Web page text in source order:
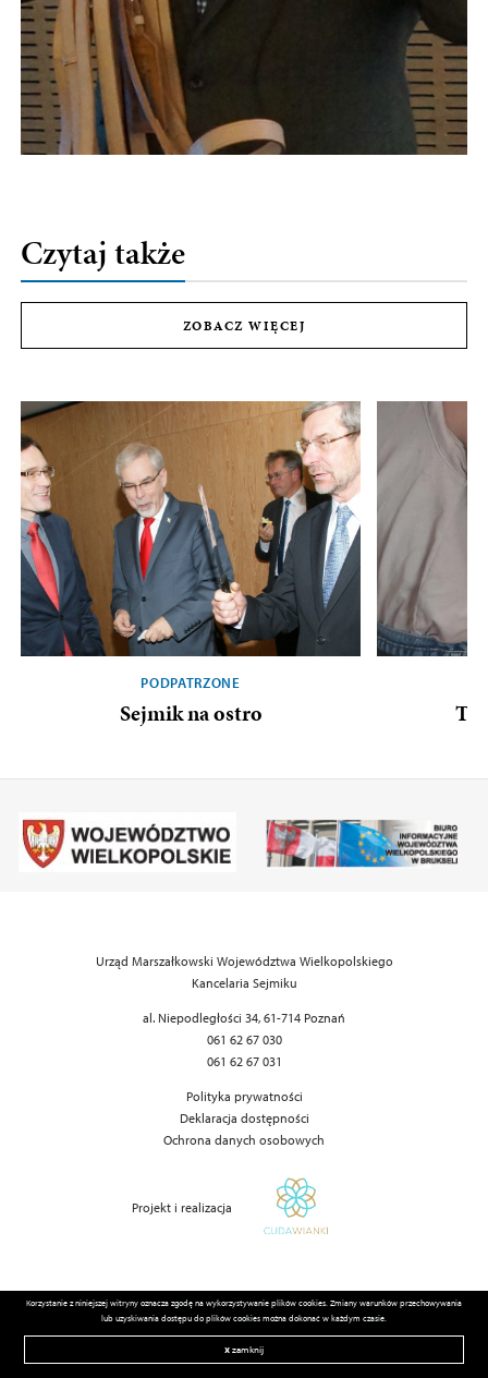
Czytaj także
ZOBACZ WIĘCEJ
PODPATRZONE
Sejmik na ostro To
Urząd Marszałkowski Województwa Wielkopolskiego
Kancelaria Sejmiku
al. Niepodległości 34, 61-714 Poznań
061 62 67 030
061 62 67 031
Polityka prywatności
Deklaracja dostępności
Ochrona danych osobowych
Projekt i realizacja
Korzystanie z niniejszej witryny oznacza zgodę na wykorzystywanie plików cookies. Zmiany warunków przechowywania
lub uzyskiwania dostępu do plików cookies można dokonać w każdym czasie.
xzamknij